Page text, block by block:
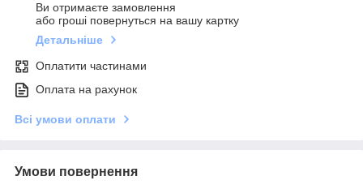
Ви отримаєте замовлення
або гроші повернуться на вашу картку
Детальніше
Оплатити частинами
Оплата на рахунок
Всі умови оплати
Умови повернення